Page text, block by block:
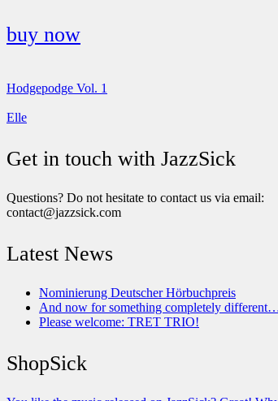
buy now
Hodgepodge Vol. 1
Elle
Get in touch with JazzSick
Questions? Do not hesitate to contact us via email:
contact@jazzsick.com
Latest News
Nominierung Deutscher Hörbuchpreis
And now for something completely
Please welcome: TRET TRIO!
ShopSick